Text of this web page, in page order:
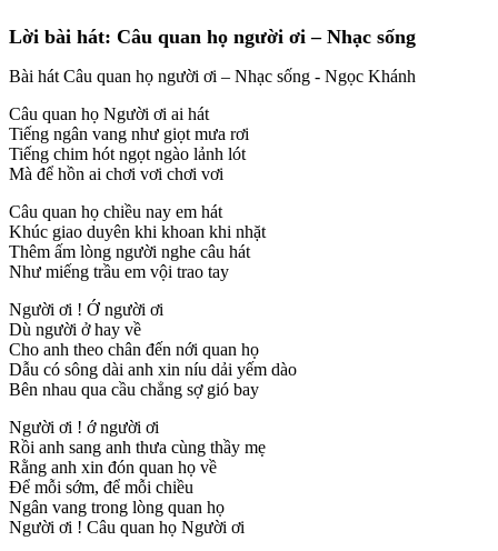
Lời bài hát: Câu quan họ người ơi – Nhạc sống
Bài hát Câu quan họ người ơi – Nhạc sống - Ngọc Khánh
Câu quan họ Người ơi ai hát
Tiếng ngân vang như giọt mưa rơi
Tiếng chim hót ngọt ngào lảnh lót
Mà để hồn ai chơi vơi chơi vơi
Câu quan họ chiều nay em hát
Khúc giao duyên khi khoan khi nhặt
Thêm ấm lòng người nghe câu hát
Như miếng trầu em vội trao tay
Người ơi ! Ớ người ơi
Dù người ở hay về
Cho anh theo chân đến nới quan họ
Dẫu có sông dài anh xin níu dải yếm dào
Bên nhau qua cầu chẳng sợ gió bay
Người ơi ! ớ người ơi
Rồi anh sang anh thưa cùng thầy mẹ
Rằng anh xin đón quan họ về
Để mỗi sớm, để mỗi chiều
Ngân vang trong lòng quan họ
Người ơi ! Câu quan họ Người ơi